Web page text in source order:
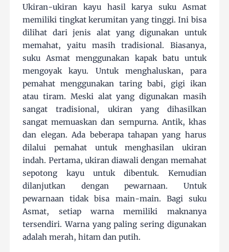
Ukiran-ukiran kayu hasil karya suku Asmat
memiliki tingkat kerumitan yang tinggi. Ini bisa
dilihat dari jenis alat yang digunakan untuk
memahat, yaitu masih tradisional. Biasanya,
suku Asmat menggunakan kapak batu untuk
mengoyak kayu. Untuk menghaluskan, para
pemahat menggunakan taring babi, gigi ikan
atau tiram. Meski alat yang digunakan masih
sangat tradisional, ukiran yang dihasilkan
sangat memuaskan dan sempurna. Antik, khas
dan elegan. Ada beberapa tahapan yang harus
dilalui pemahat untuk menghasilan ukiran
indah. Pertama, ukiran diawali dengan memahat
sepotong kayu untuk dibentuk. Kemudian
dilanjutkan dengan pewarnaan. Untuk
pewarnaan tidak bisa main-main. Bagi suku
Asmat, setiap warna memiliki maknanya
tersendiri. Warna yang paling sering digunakan
adalah merah, hitam dan putih.